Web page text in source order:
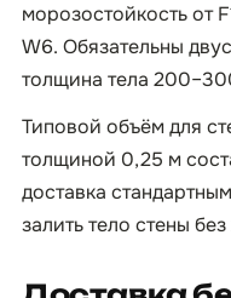
морозостойкость от
W6. Обязательны
толщина тела
Типовой объём для
толщиной 0,25 м
доставка
залить тело стены